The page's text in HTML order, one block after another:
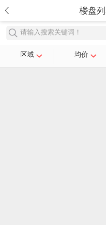
楼盘
请输入搜索关键词！
区域 均价